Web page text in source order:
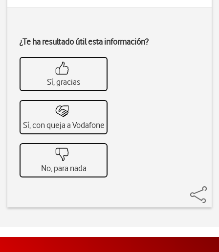
¿Te ha resultado útil esta información?
Sí, gracias
Sí, con queja a Vodafone
No, para nada